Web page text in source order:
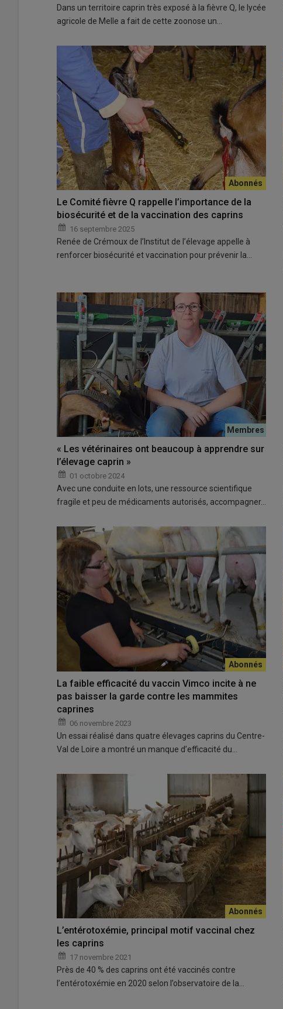
Dans un territoire caprin très exposé à la fièvre Q, le lycée
agricole de Melle a fait de cette zoonose un…
Le Comité fièvre Q rappelle l’importance de la
biosécurité et de la vaccination des caprins
16 septembre 2025
Renée de Crémoux de l’Institut de l’élevage appelle à
renforcer biosécurité et vaccination pour prévenir la…
« Les vétérinaires ont beaucoup à apprendre sur
l’élevage caprin »
01 octobre 2024
Avec une conduite en lots, une ressource scientifique
fragile et peu de médicaments autorisés, accompagner…
La faible efficacité du vaccin Vimco incite à ne
pas baisser la garde contre les mammites
caprines
06 novembre 2023
Un essai réalisé dans quatre élevages caprins du Centre-
Val de Loire a montré un manque d’efficacité du…
L’entérotoxémie, principal motif vaccinal chez
les caprins
17 novembre 2021
Près de 40 % des caprins ont été vaccinés contre
l’entérotoxémie en 2020 selon l’observatoire de la…